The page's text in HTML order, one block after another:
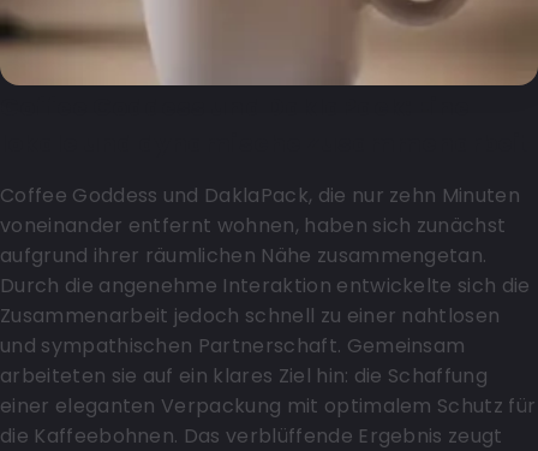
Coffee Goddess und DaklaPack, die nur zehn Minuten
voneinander entfernt wohnen, haben sich zunächst
aufgrund ihrer räumlichen Nähe zusammengetan.
Durch die angenehme Interaktion entwickelte sich die
Zusammenarbeit jedoch schnell zu einer nahtlosen
und sympathischen Partnerschaft. Gemeinsam
arbeiteten sie auf ein klares Ziel hin: die Schaffung
einer eleganten Verpackung mit optimalem Schutz für
die Kaffeebohnen. Das verblüffende Ergebnis zeugt